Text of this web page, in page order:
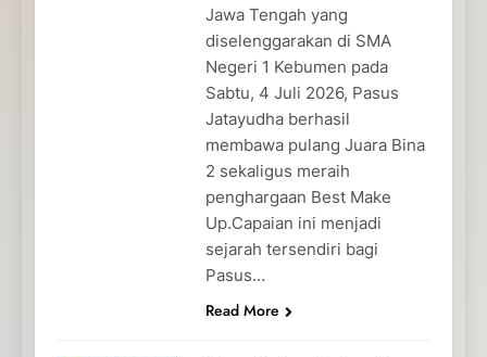
Jawa Tengah yang
diselenggarakan di SMA
Negeri 1 Kebumen pada
Sabtu, 4 Juli 2026, Pasus
Jatayudha berhasil
membawa pulang Juara Bina
2 sekaligus meraih
penghargaan Best Make
Up.Capaian ini menjadi
sejarah tersendiri bagi
Pasus…
Read More